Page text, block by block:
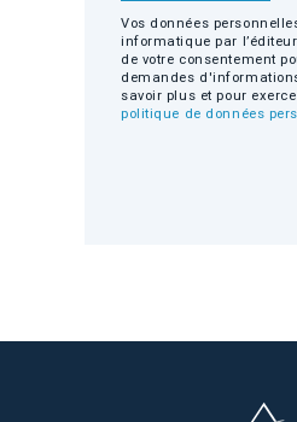
Vos données
informatique par
de votre consentement
demandes
savoir plus et pour
politique de données